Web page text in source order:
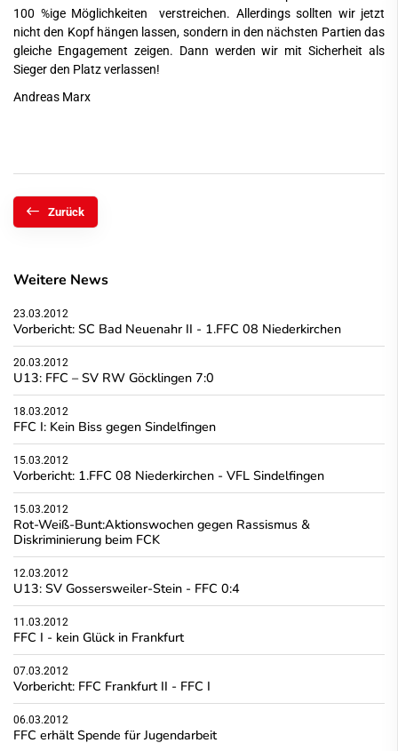
100 %ige Möglichkeiten verstreichen. Allerdings sollten wir jetzt
nicht den Kopf hängen lassen, sondern in den nächsten Partien das
gleiche Engagement zeigen. Dann werden wir mit Sicherheit als
Sieger den Platz verlassen!
Andreas Marx
Zurück
Weitere News
23.03.2012
Vorbericht: SC Bad Neuenahr II - 1.FFC 08 Niederkirchen
20.03.2012
U13: FFC – SV RW Göcklingen 7:0
18.03.2012
FFC I: Kein Biss gegen Sindelfingen
15.03.2012
Vorbericht: 1.FFC 08 Niederkirchen - VFL Sindelfingen
15.03.2012
Rot-Weiß-Bunt:Aktionswochen gegen Rassismus &
Diskriminierung beim FCK
12.03.2012
U13: SV Gossersweiler-Stein - FFC 0:4
11.03.2012
FFC I - kein Glück in Frankfurt
07.03.2012
Vorbericht: FFC Frankfurt II - FFC I
06.03.2012
FFC erhält Spende für Jugendarbeit